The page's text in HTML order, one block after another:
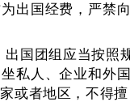
出国经费，严禁
国团组应当按照
私人、企业和外
或者地区，不得